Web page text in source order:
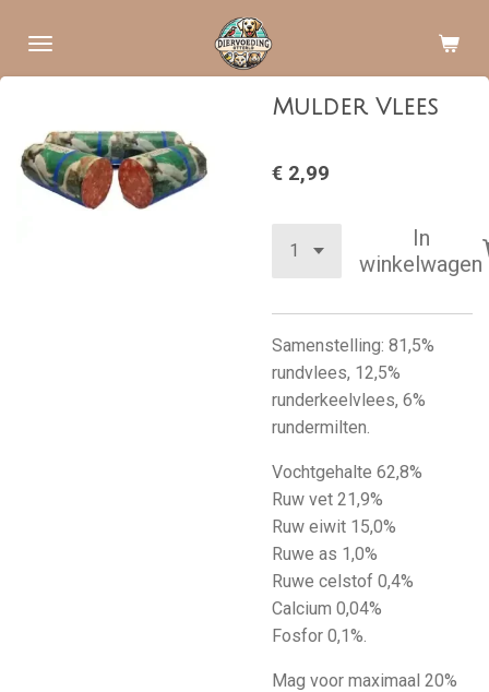
direct
naar
hoofdinhoud
Mulder Vlees
€ 2,99
In
winkelwagen
Samenstelling: 81,5%
rundvlees, 12,5%
runderkeelvlees, 6%
rundermilten.
Vochtgehalte 62,8%
Ruw vet 21,9%
Ruw eiwit 15,0%
Ruwe as 1,0%
Ruwe celstof 0,4%
Calcium 0,04%
Fosfor 0,1%.
Mag voor maximaal 20%